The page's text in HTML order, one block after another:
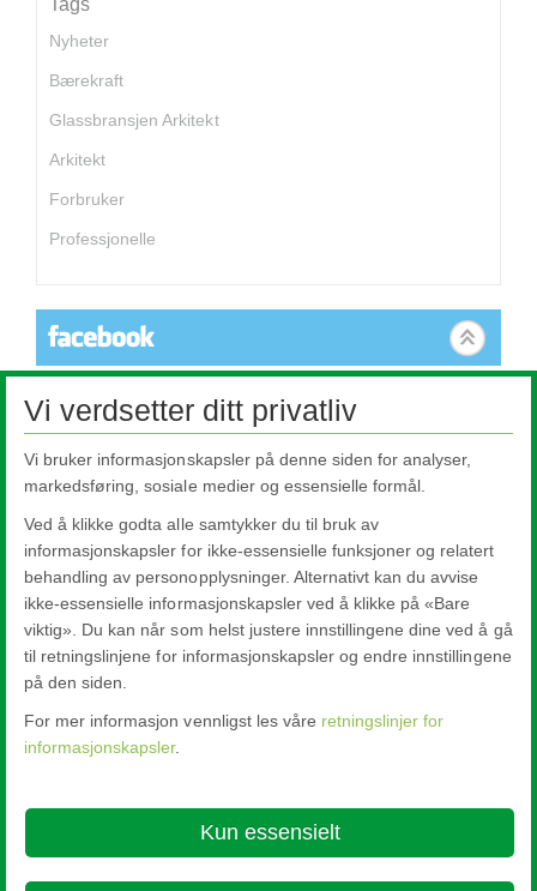
Tags
Nyheter
Bærekraft
Glassbransjen Arkitekt
Arkitekt
Forbruker
Professjonelle
informasjonskapsler som for øyeblikket ikke er tillatt. Klikk her for å
endre innstillingene.
Innstillinger for informasjonskapsler
Head Office - 3-5-27 Mita Minato-ku Tokyo
Vi verdsetter ditt privatliv
Vi bruker informasjonskapsler på denne siden for analyser,
markedsføring, sosiale medier og essensielle formål.
Ved å klikke godta alle samtykker du til bruk av
informasjonskapsler for ikke-essensielle funksjoner og relatert
behandling av personopplysninger. Alternativt kan du avvise
ikke-essensielle informasjonskapsler ved å klikke på «Bare
viktig». Du kan når som helst justere innstillingene dine ved å gå
til retningslinjene for informasjonskapsler og endre innstillingene
på den siden.
For mer informasjon vennligst les våre retningslinjer for
informasjonskapsler.
Kun essensielt